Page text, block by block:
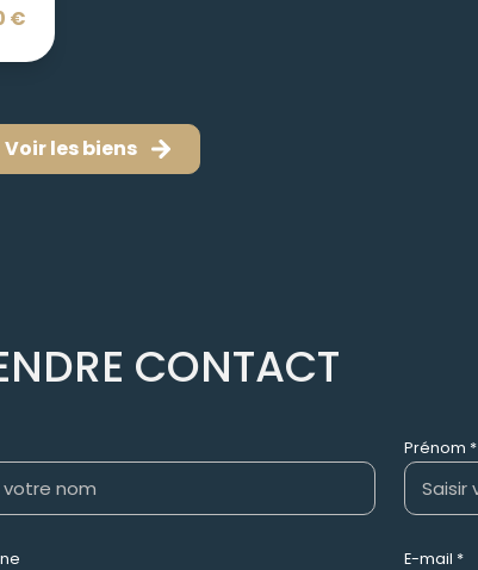
€
Voir les biens
CONTACT
Prénom *
E-mail *